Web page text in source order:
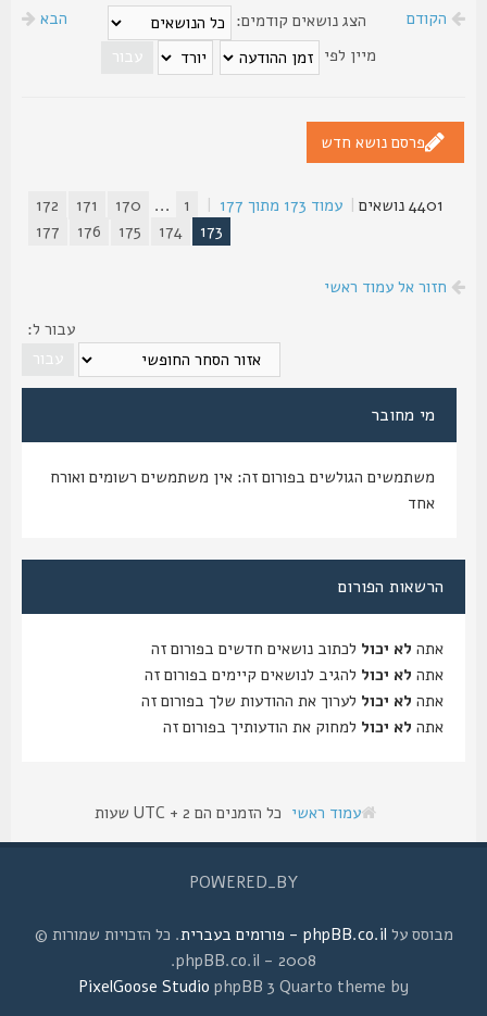
הקודם
הצג נושאים קודמים:
מיין לפי
פרסם נושא חדש
| עמוד173מתוך177
|
1
...
170
171
172
174
175
176
177
חזור אל עמוד ראשי
עבור ל:
מי מחובר
משתמשים הגולשים בפורום זה: אין משתמשים רשומים ואורח
הרשאות הפורום
לא יכול לכתוב נושאים חדשים בפורום זה
לא יכול להגיב לנושאים קיימים בפורום זה
לא יכול לערוך את ההודעות שלך בפורום זה
לא יכול למחוק את הודעותיך בפורום זה
עמוד ראשי כל הזמנים הם UTC + 2 שעות
POWERED_BY
מבוסס עלphpBB.co.il - פורומים בעברית
. כל הזכויות שמורות ©
2008 - phpBB.co.il.
phpBB 3 Quarto theme by
PixelGoose Studio